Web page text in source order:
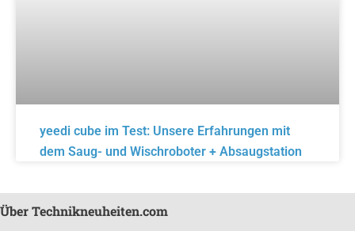
yeedi cube im Test: Unsere Erfahrungen mit
dem Saug- und Wischroboter + Absaugstation
Über Technikneuheiten.com